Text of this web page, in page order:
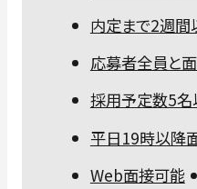
内定まで2週間
応募者全員と
採用予定数5名
平日19時以降
Web面接可能